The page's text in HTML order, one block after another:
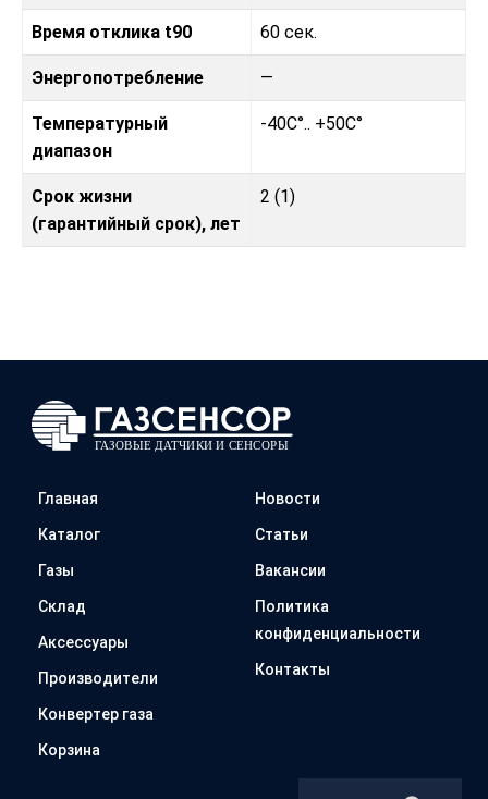
Время отклика t90 60 сек.
Энергопотребление —
Температурный
диапазон
-40C°.. +50C°
Срок жизни
(гарантийный срок), лет
2 (1)
Главная
Каталог
Газы
Склад
Аксессуары
Производители
Конвертер газа
Корзина
Новости
Статьи
Вакансии
Политика
конфиденциальности
Контакты